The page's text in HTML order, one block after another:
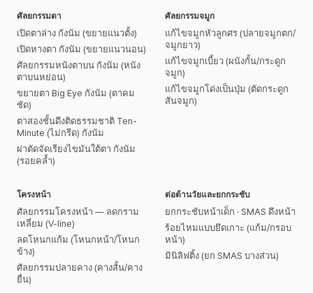
ศัลยกรรมตา
เปิดตาล่าง กังนัม (ขยายแนวตั้ง)
เปิดหางตา กังนัม (ขยายแนวนอน)
ศัลยกรรมหนังตาบน กังนัม (หนัง
ตาบนหย่อน)
ขยายตา Big Eye กังนัม (ตาคม
ชัด)
ตาสองชั้นดึงติดธรรมชาติ Ten-
Minute (ไม่กรีด) กังนัม
ผ่าตัดจัดเรียงไขมันใต้ตา กังนัม
(รอยคล้ำ)
ศัลยกรรมจมูก
แก้ไขจมูกหัวลูกศร (ปลายจมูกตก/
จมูกยาว)
แก้ไขจมูกเบี้ยว (ผนังกั้น/กระดูก
จมูก)
แก้ไขจมูกโด่งเป็นปุ่ม (ตัดกระดูก
สันจมูก)
โครงหน้า
ศัลยกรรมโครงหน้า — ลดกราม
เหลี่ยม (V-line)
ลดโหนกแก้ม (โหนกหน้า/โหนก
ข้าง)
ศัลยกรรมปลายคาง (คางสั้น/คาง
ยื่น)
ต่อต้านวัยและยกกระชับ
ยกกระชับหน้าเด็ก · SMAS ดึงหน้า
ร้อยไหมแบบยึดเกาะ (แก้ม/กรอบ
หน้า)
มินิลิฟติ้ง (ยก SMAS บางส่วน)